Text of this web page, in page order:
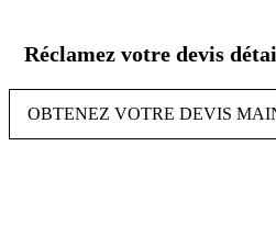
contenu
Réclamez votre devis
OBTENEZ VOTRE DEVIS